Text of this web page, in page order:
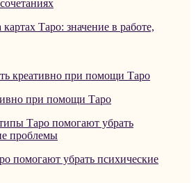
Таро: значение в работе,
при помощи Таро
помогают убрать психические